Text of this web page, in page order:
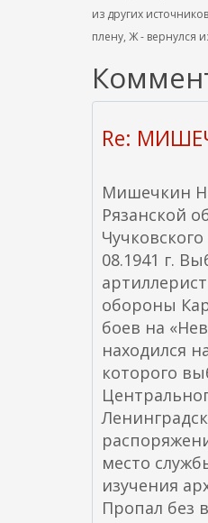
из других
плену, Ж - вернулся
Re:
Мишечкин
Рязанской
08.1941 г.
обороны
боев на
находился
которого
место
изучения
Пропал без